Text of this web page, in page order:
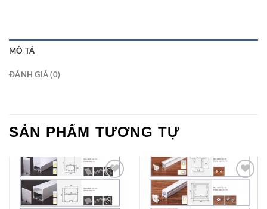
MÔ TẢ
ĐÁNH GIÁ (0)
SẢN PHẨM TƯƠNG TỰ
Wishlist
Wishlist